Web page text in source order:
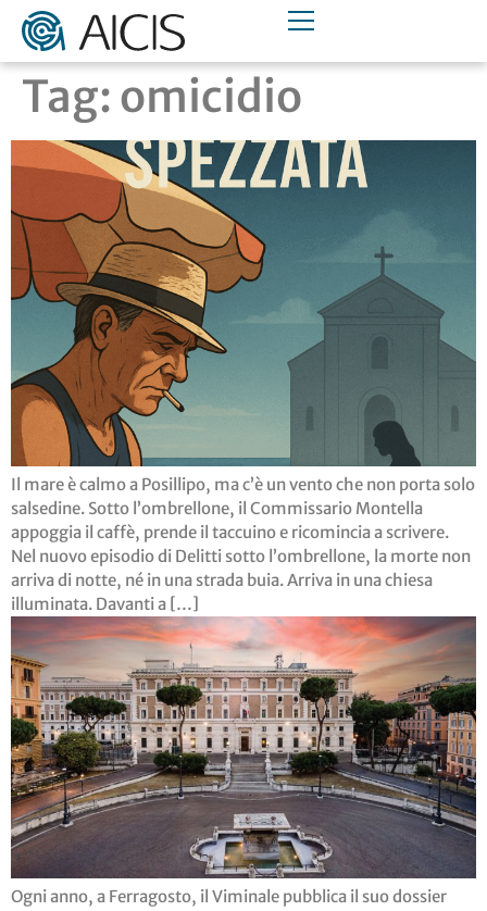
Tag: omicidio
Il mare è calmo a Posillipo, ma c’è un vento che non porta solo
salsedine. Sotto l’ombrellone, il Commissario Montella
appoggia il caffè, prende il taccuino e ricomincia a scrivere.
Nel nuovo episodio di Delitti sotto l’ombrellone, la morte non
arriva di notte, né in una strada buia. Arriva in una chiesa
illuminata. Davanti a […]
Ogni anno, a Ferragosto, il Viminale pubblica il suo dossier